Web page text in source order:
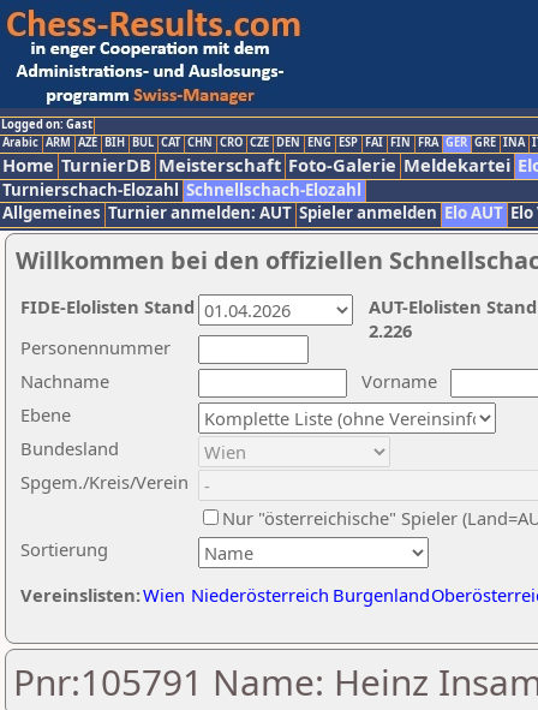
Logged on: Gast
Arabic ARM AZE BIH BUL CAT CHN CRO CZE DEN ENG ESP FAI FIN FRA GER GRE INA
Home TurnierDB Meisterschaft Foto-Galerie Meldekartei
Turnierschach-Elozahl Schnellschach-Elozahl
Allgemeines Turnier anmelden: AUT Spieler anmelden Elo AUT
Willkommen bei den offiziellen
Nachname
Vorname
Ebene
Sortierung
Personennummer
Bundesland
Spgem./Kreis/Verein
Nur "österreichische" Spieler
Vereinslisten:Wien Niederösterreich Burgenland
AUT-Elolisten
2.226
FIDE-Elolisten Stand
Pnr:105791 Name: Heinz